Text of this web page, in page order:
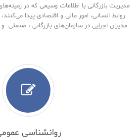
مدیریت بازرگانی با اطلاعات وسیعی که در زمینه‌های
روابط انسانی، امور مالی و اقتصادی پیدا
مدیران اجرایی در سازمان‌های بازرگانی ، صنعتی
روانشناسی